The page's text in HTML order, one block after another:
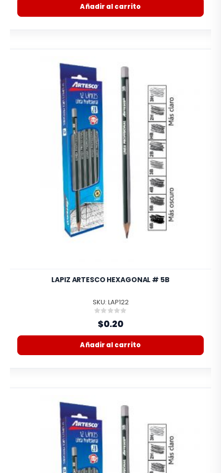
Añadir al carrito
LAPIZ ARTESCO HEXAGONAL # 5B
SKU: LAP122
Rating:
0%
$0.20
Añadir al carrito